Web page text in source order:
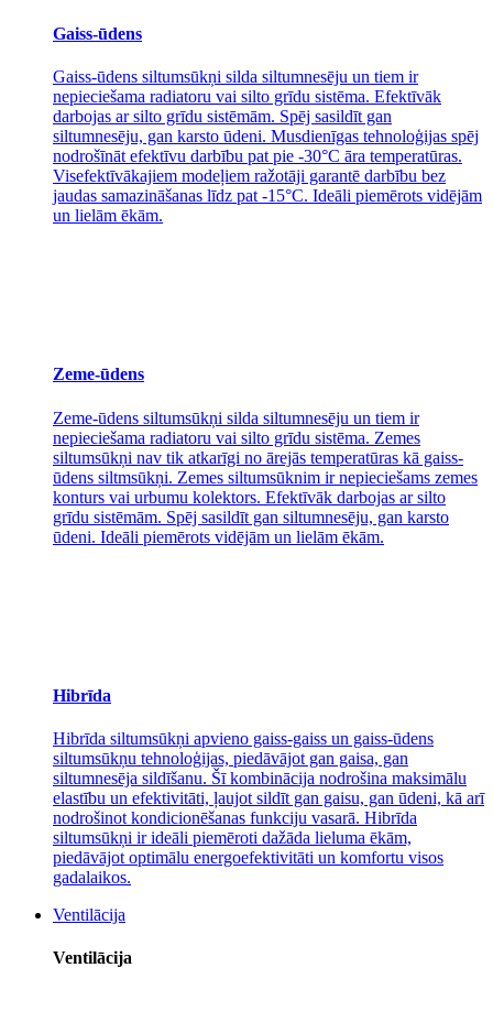
Gaiss-ūdens
Gaiss-ūdens siltumsūkņi silda siltumnesēju un tiem ir
nepieciešama radiatoru vai silto grīdu sistēma. Efektīvāk
darbojas ar silto grīdu sistēmām. Spēj sasildīt gan
siltumnesēju, gan karsto ūdeni. Musdienīgas tehnoloģijas spēj
nodrošīnāt efektīvu darbību pat pie -30°C āra temperatūras.
Visefektīvākajiem modeļiem ražotāji garantē darbību bez
jaudas samazināšanas līdz pat -15°C. Ideāli piemērots vidējām
un lielām ēkām.
Zeme-ūdens
Zeme-ūdens siltumsūkņi silda siltumnesēju un tiem ir
nepieciešama radiatoru vai silto grīdu sistēma. Zemes
siltumsūkņi nav tik atkarīgi no ārejās temperatūras kā gaiss-
ūdens siltmsūkņi. Zemes siltumsūknim ir nepieciešams zemes
konturs vai urbumu kolektors. Efektīvāk darbojas ar silto
grīdu sistēmām. Spēj sasildīt gan siltumnesēju, gan karsto
ūdeni. Ideāli piemērots vidējām un lielām ēkām.
Hibrīda
Hibrīda siltumsūkņi apvieno gaiss-gaiss un gaiss-ūdens
siltumsūkņu tehnoloģijas, piedāvājot gan gaisa, gan
siltumnesēja sildīšanu. Šī kombinācija nodrošina maksimālu
elastību un efektivitāti, ļaujot sildīt gan gaisu, gan ūdeni, kā arī
nodrošinot kondicionēšanas funkciju vasarā. Hibrīda
siltumsūkņi ir ideāli piemēroti dažāda lieluma ēkām,
piedāvājot optimālu energoefektivitāti un komfortu visos
gadalaikos.
Ventilācija
Ventilācija